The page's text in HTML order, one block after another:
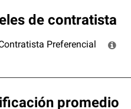
de contratista
Preferencial
promedio